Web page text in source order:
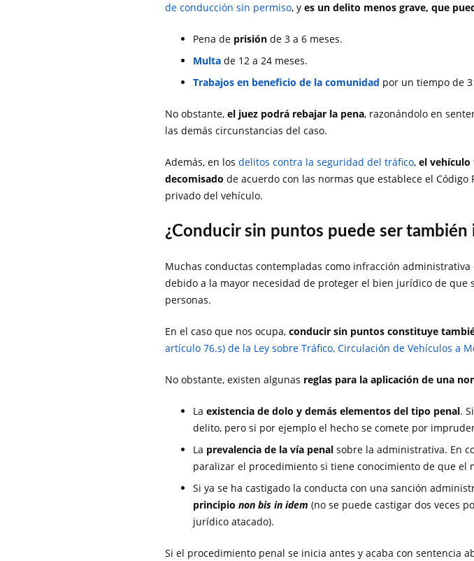
de conducción sin permiso, y es un delito menos grave, que
Pena de prisión de 3 a 6 meses.
Multa de 12 a 24 meses.
Trabajos en beneficio de la comunidad por un tiempo de
No obstante, el juez podrá rebajar la pena, razonándolo en
las demás circunstancias del caso.
Además, en los delitos contra la seguridad del tráfico, el
decomisado de acuerdo con las normas que establece el
privado del vehículo.
¿Conducir sin puntos puede ser
Muchas conductas contempladas como infracción
debido a la mayor necesidad de proteger el bien jurídico de que
personas.
En el caso que nos ocupa, conducir sin puntos constituye
artículo 76.s) de la Ley sobre Tráfico, Circulación de Vehículos a
No obstante, existen algunas reglas para la aplicación de una
La existencia de dolo y demás elementos del tipo penal.
delito, pero si por ejemplo el hecho se comete por
La prevalencia de la vía penal sobre la administrativa. En
paralizar el procedimiento si tiene conocimiento de que
Si ya se ha castigado la conducta con una sanción
principio non bis in idem (no se puede castigar dos veces
jurídico atacado).
Si el procedimiento penal se inicia antes y acaba con sentencia